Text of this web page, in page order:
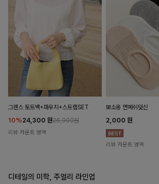
그렌스 토트백+파우치+스트랩SET
10%24,300 원26,900원
리뷰 카운트 영역
뽀소옹 면메쉬덧신
2,000 원
리뷰 카운트 영역
디테일의 미학, 주얼리 라인업